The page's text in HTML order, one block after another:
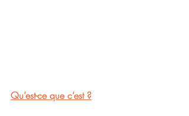
Qu’est-ce que c’est ?